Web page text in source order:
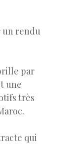
un rendu
par
une
très
qui